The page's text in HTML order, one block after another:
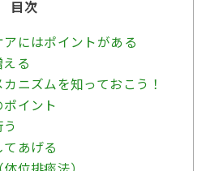
目次
にはポイントがある
る
ニズムを知っておこう！
イント
あげる